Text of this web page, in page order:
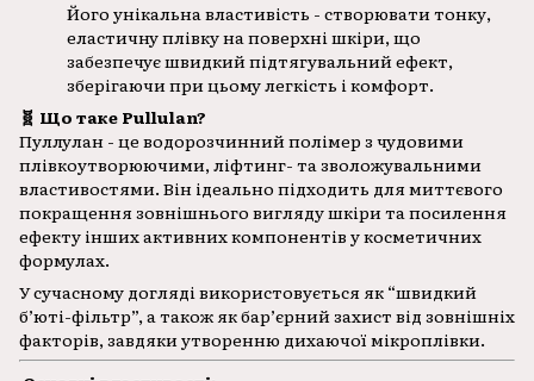
Його унікальна властивість - створювати тонку,
еластичну плівку на поверхні шкіри, що
забезпечує швидкий підтягувальний ефект,
зберігаючи при цьому легкість і комфорт.
🧬 Що таке Pullulan?
Пуллулан - це водорозчинний полімер з чудовими
плівкоутворюючими, ліфтинг- та зволожувальними
властивостями. Він ідеально підходить для миттєвого
покращення зовнішнього вигляду шкіри та посилення
ефекту інших активних компонентів у косметичних
формулах.
У сучасному догляді використовується як “швидкий
б’юті-фільтр”, а також як бар’єрний захист від зовнішніх
факторів, завдяки утворенню дихаючої мікроплівки.